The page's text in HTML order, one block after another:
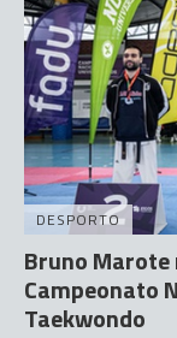
DESPORTO
Bruno
Campeonato
Taekwondo